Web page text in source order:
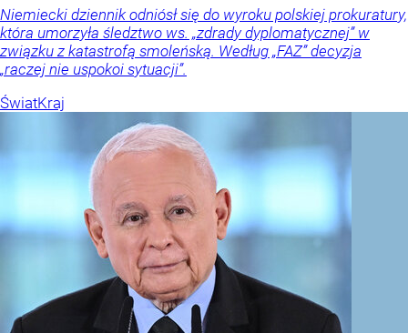
Niemiecki dziennik odniósł się do wyroku polskiej prokuratury,
która umorzyła śledztwo ws. „zdrady dyplomatycznej” w
związku z katastrofą smoleńską. Według „FAZ” decyzja
„raczej nie uspokoi sytuacji”.
ŚwiatKraj